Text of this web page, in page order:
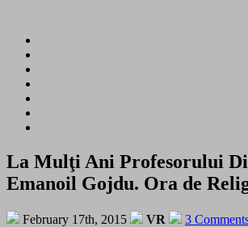
La Mulţi Ani Profesorului
Emanoil Gojdu. Ora de
February 17th, 2015 VR 3